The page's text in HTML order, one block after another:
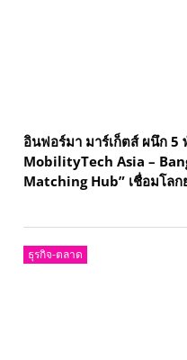
อินฟอร์มา มาร์เก็ตส์ ผนึก
MobilityTech Asia –
Matching Hub” เชื่อมโล
ธุรกิจ-ตลาด